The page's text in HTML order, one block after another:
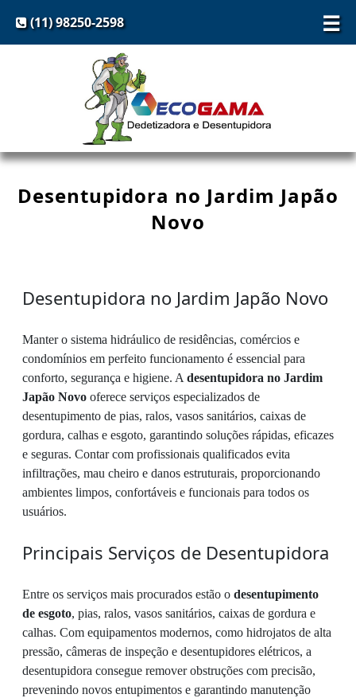
☰
(11) 98250-2598
Desentupidora no Jardim Japão
Novo
Desentupidora no Jardim Japão Novo
Manter o sistema hidráulico de residências, comércios e
condomínios em perfeito funcionamento é essencial para
conforto, segurança e higiene. A desentupidora no Jardim
Japão Novo oferece serviços especializados de
desentupimento de pias, ralos, vasos sanitários, caixas de
gordura, calhas e esgoto, garantindo soluções rápidas, eficazes
e seguras. Contar com profissionais qualificados evita
infiltrações, mau cheiro e danos estruturais, proporcionando
ambientes limpos, confortáveis e funcionais para todos os
usuários.
Principais Serviços de Desentupidora
Entre os serviços mais procurados estão o desentupimento
de esgoto, pias, ralos, vasos sanitários, caixas de gordura e
calhas. Com equipamentos modernos, como hidrojatos de alta
pressão, câmeras de inspeção e desentupidores elétricos, a
desentupidora consegue remover obstruções com precisão,
prevenindo novos entupimentos e garantindo manutenção